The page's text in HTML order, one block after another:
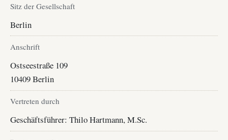
Sitz der Gesellschaft
Berlin
Anschrift
Ostseestraße 109
10409 Berlin
Vertreten durch
Geschäftsführer: Thilo Hartmann, M.Sc.